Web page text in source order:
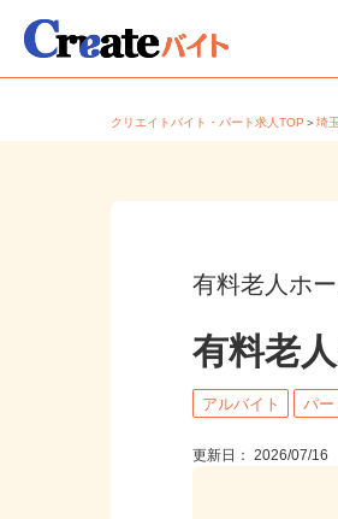
クリエイトバイト・パート求人TOP＞埼
有料老人ホ
有料老
アルバイト パー
更新日： 2026/07/